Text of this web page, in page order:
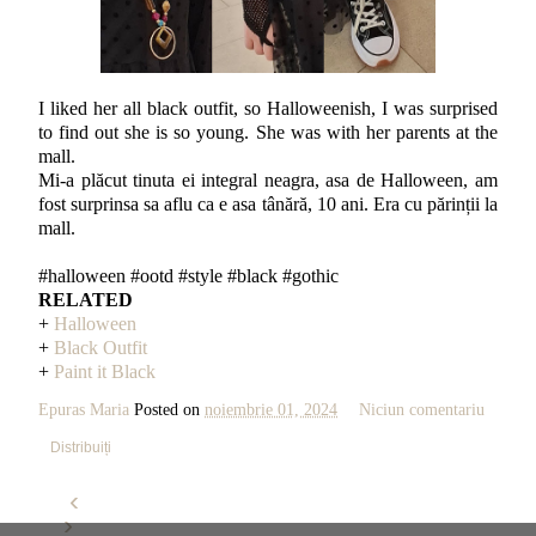
I liked her all black outfit, so Halloweenish, I was surprised
to find out she is so young. She was with her parents at the
mall.
Mi-a plăcut tinuta ei integral neagra, asa de Halloween, am
fost surprinsa sa aflu ca e asa tânără, 10 ani. Era cu părinții la
mall.
#halloween #ootd #style #black #gothic
RELATED
+ Halloween
+ Black Outfit
+ Paint it Black
Epuras Maria Posted on noiembrie 01, 2024 Niciun comentariu
Distribuiți
‹
›